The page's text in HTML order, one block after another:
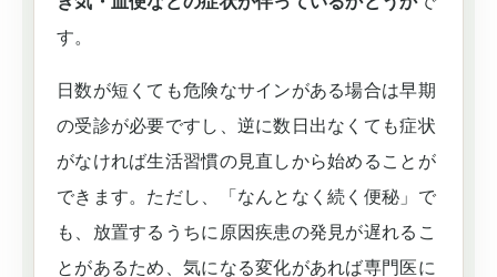
す。
日数が短くても危険なサインがある場合は早期
の受診が必要ですし、逆に数日出なくても症状
がなければ生活習慣の見直しから始めることが
できます。ただし、「なんとなく続く便秘」で
も、放置するうちに原因疾患の発見が遅れるこ
とがあるため、気になる変化があれば専門医に